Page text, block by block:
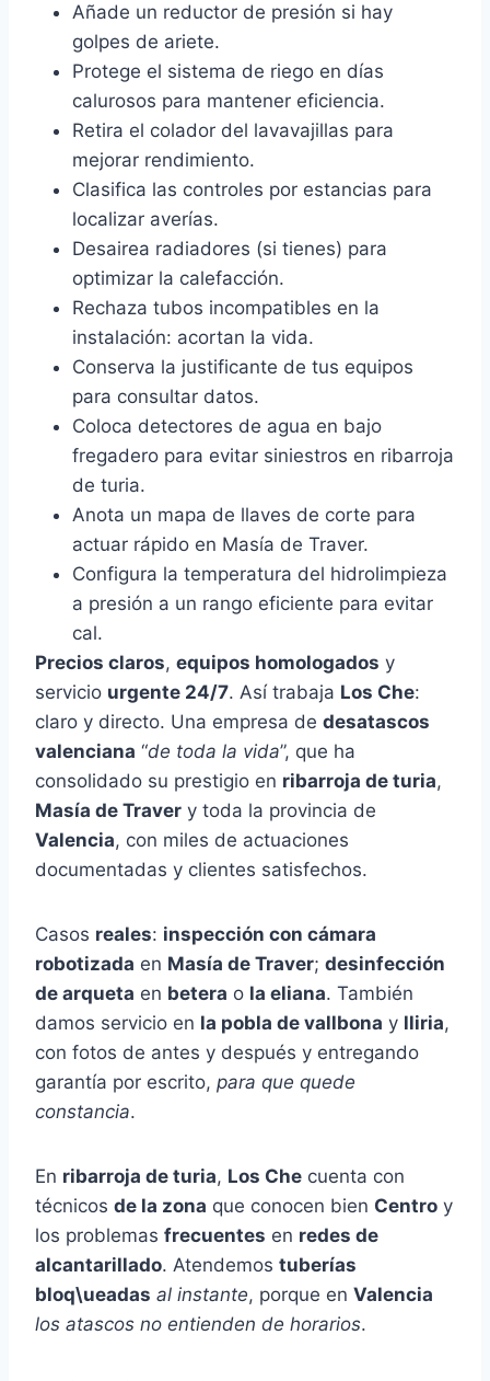
Añade un reductor de presión si hay
golpes de ariete.
Protege el sistema de riego en días
calurosos para mantener eficiencia.
Retira el colador del lavavajillas para
mejorar rendimiento.
Clasifica las controles por estancias para
localizar averías.
Desairea radiadores (si tienes) para
optimizar la calefacción.
Rechaza tubos incompatibles en la
instalación: acortan la vida.
Conserva la justificante de tus equipos
para consultar datos.
Coloca detectores de agua en bajo
fregadero para evitar siniestros en ribarroja
de turia.
Anota un mapa de llaves de corte para
actuar rápido en Masía de Traver.
Configura la temperatura del hidrolimpieza
a presión a un rango eficiente para evitar
cal.
Precios claros, equipos homologados y
servicio urgente 24/7. Así trabaja Los Che:
claro y directo. Una empresa de desatascos
valenciana “de toda la vida”, que ha
consolidado su prestigio en ribarroja de turia,
Masía de Traver y toda la provincia de
Valencia, con miles de actuaciones
documentadas y clientes satisfechos.
Casos reales: inspección con cámara
robotizada en Masía de Traver; desinfección
de arqueta en betera o la eliana. También
damos servicio en la pobla de vallbona y lliria,
con fotos de antes y después y entregando
garantía por escrito, para que quede
constancia.
En ribarroja de turia, Los Che cuenta con
técnicos de la zona que conocen bien Centro y
los problemas frecuentes en redes de
alcantarillado. Atendemos tuberías
bloq\ueadas al instante, porque en Valencia
los atascos no entienden de horarios.